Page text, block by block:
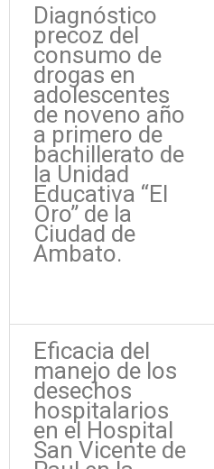
Diagnóstico
precoz del
consumo de
drogas en
adolescentes
de noveno año
a primero de
bachillerato de
la Unidad
Educativa “El
Oro” de la
Ciudad de
Ambato.
Eficacia del
manejo de los
desechos
hospitalarios
en el Hospital
San Vicente de